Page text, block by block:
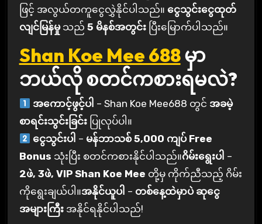
ဖြင့် အလွယ်တကူငွေလွှဲနိုင်ပါသည်။ ငွေသွင်းငွေထုတ်
လျင်မြန်မှုသည် 5 မိနစ်အတွင်းပြီးမြောက်ပါသည်။
Shan Koe Mee 688မှာ
ဘယ်လို စတင်ကစားရမလဲ?
အကောင့်ဖွင့်ပါ – Shan Koe Mee688 တွင် အခမဲ့
စာရင်းသွင်းခြင်းပြုလုပ်ပါ။
ငွေသွင်းပါ – မန်ဘာသစ် 5,000 ကျပ် Free
Bonus သုံးပြီး စတင်ကစားနိုင်ပါသည်။ဂိမ်းရွေးပါ –
2ဖဲ, 3ဖဲ, VIP Shan Koe Mee တို့မှ ကိုက်ညီသည့် ဂိမ်း
ကိုရွေးချယ်ပါ။အနိုင်ယူပါ – တစ်နေ့ထဲမှာပဲ ဆုငွေ
အများကြီးအနိုင်ရနိုင်ပါသည်!